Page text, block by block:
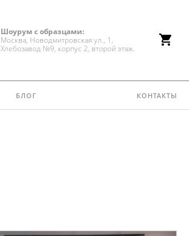
Шоурум с образцами:
Москва, Новодмитровская ул., 1,
Хлебозавод №9, корпус 2, второй этаж.
блог контакты